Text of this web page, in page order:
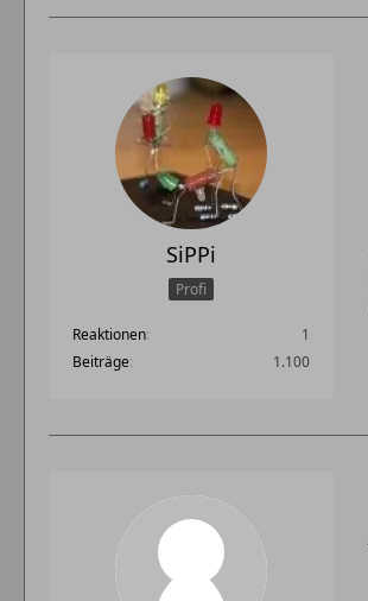
SiPPi
Profi
Reaktionen
1
Beiträge
1.100